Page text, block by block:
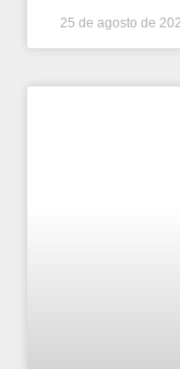
25 de agosto de